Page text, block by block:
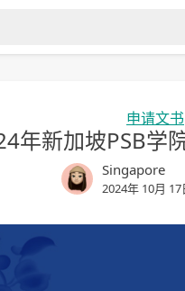
申请文书
年新加坡PSB学
Singapore
2024年 10月 17